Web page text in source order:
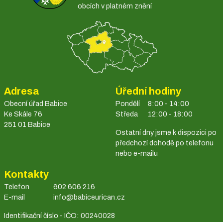
obcích v platném znění
Adresa
Obecní úřad Babice
Ke Skále 76
251 01 Babice
Úřední hodiny
Pondělí
Středa
8:00 - 14:00
12:00 - 18:00
Ostatní dny jsme k dispozici po
předchozí dohodě po telefonu
nebo e-mailu
Kontakty
Telefon
E-mail
602 606 216
info@babiceurican.cz
Identifikační číslo - IČO: 00240028